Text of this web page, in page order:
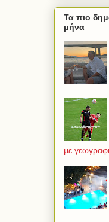
Τα πιο
μήνα
με